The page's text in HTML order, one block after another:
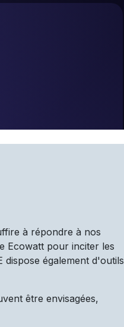
à répondre à nos
Ecowatt pour inciter les
également d'outils
être envisagées,